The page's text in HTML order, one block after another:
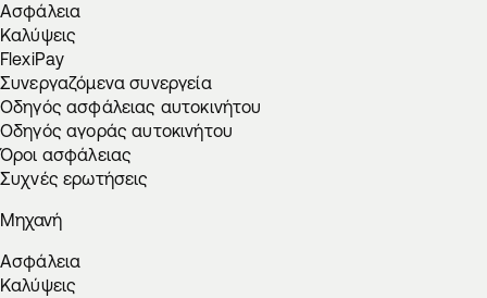
Ασφάλεια
Καλύψεις
FlexiPay
Συνεργαζόμενα συνεργεία
Οδηγός ασφάλειας αυτοκινήτου
Οδηγός αγοράς αυτοκινήτου
Όροι ασφάλειας
Συχνές ερωτήσεις
Μηχανή
Ασφάλεια
Καλύψεις